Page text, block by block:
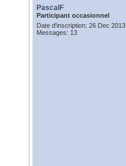
PascalF
Participant occasionnel
Date d'inscription: 26 Dec 2013
Messages: 13